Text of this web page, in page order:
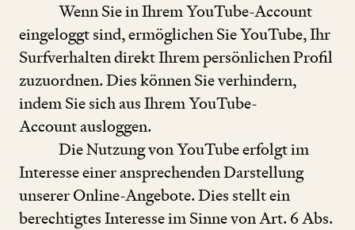
Wenn Sie in Ihrem YouTube-Account
eingeloggt sind, ermöglichen Sie YouTube, Ihr
Surfverhalten direkt Ihrem persönlichen Profil
zuzuordnen. Dies können Sie verhindern,
indem Sie sich aus Ihrem YouTube-
Account ausloggen.
Die Nutzung von YouTube erfolgt im
Interesse einer ansprechenden Darstellung
unserer Online-Angebote. Dies stellt ein
berechtigtes Interesse im Sinne von Art. 6Abs.